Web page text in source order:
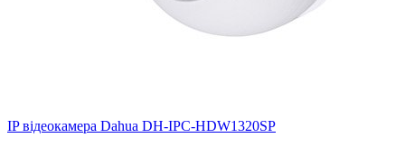
IP відеокамера Dahua DH-IPC-HDW1320SP